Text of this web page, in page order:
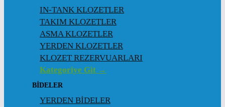
IN-TANK KLOZETLER
TAKIM KLOZETLER
ASMA KLOZETLER
YERDEN KLOZETLER
KLOZET REZERVUARLARI
Kategoriye Git →
BİDELER
YERDEN BİDELER